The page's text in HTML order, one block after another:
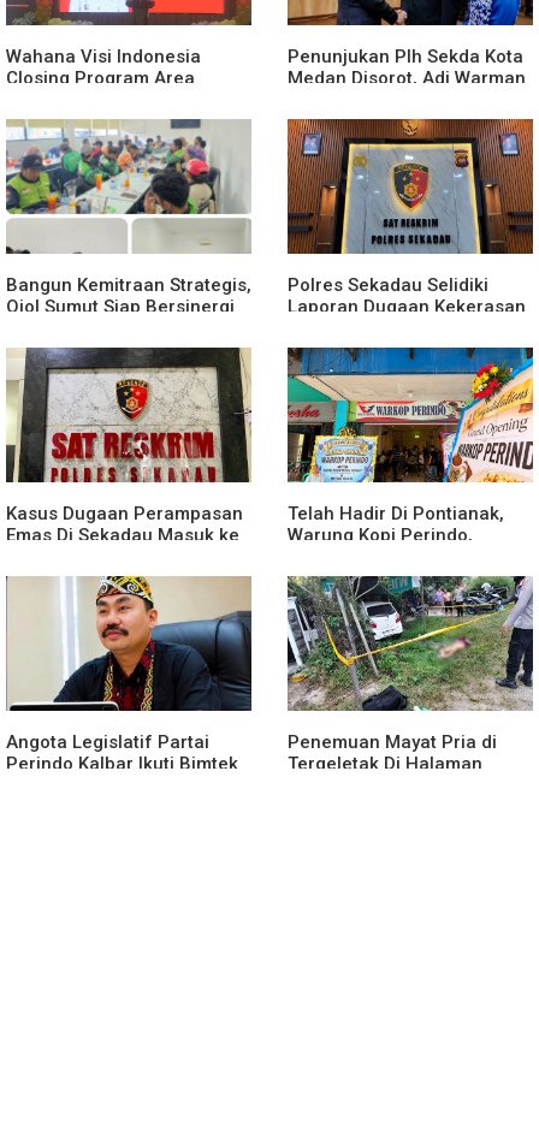
Wahana Visi Indonesia
Closing Program Area
Penunjukan Plh Sekda Kota
Medan Disorot, Adi Warman
Komitmen terhadap Sistem
Merit
Bangun Kemitraan Strategis,
Ojol Sumut Siap Bersinergi
yang Tertib dan Kondusif
Polres Sekadau Selidiki
Laporan Dugaan Kekerasan
Dibawah Umur
Kasus Dugaan Perampasan
Emas Di Sekadau Masuk ke
Telah Hadir Di Pontianak,
Warung Kopi Perindo,
dan Mendukung UMKM
Angota Legislatif Partai
Perindo Kalbar Ikuti Bimtek
Penemuan Mayat Pria di
Tergeletak Di Halaman